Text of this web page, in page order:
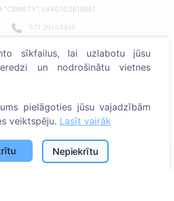
"CEMETY", LV40103618951
371 29144816
Strādājam visā Latvijā!
Administratoriem
Cemety Visas tiesības aizsargātas
politika un noteikumi.
sīkfailus, lai uzlabotu jūsu
un nodrošinātu vietnes
pielāgoties jūsu vajadzībām
veiktspēju. Lasīt vairāk
Nepiekrītu